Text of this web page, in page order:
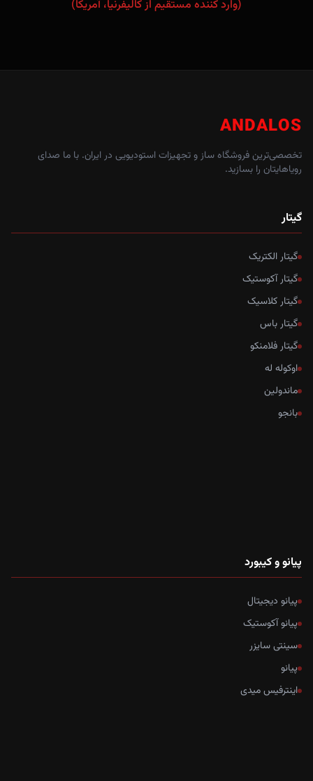
(وارد کننده مستقیم از کالیفرنیا، آمریکا)
ANDALOS
تخصصی‌ترین فروشگاه ساز و تجهیزات استودیویی در ایران. با ما صدای
رویاهایتان را بسازید.
گیتار
گیتار الکتریک
گیتار آکوستیک
گیتار کلاسیک
گیتار باس
گیتار فلامنکو
اوکوله له
ماندولین
بانجو
پیانو و کیبورد
پیانو دیجیتال
پیانو آکوستیک
سینتی سایزر
پیانو
اینترفیس میدی